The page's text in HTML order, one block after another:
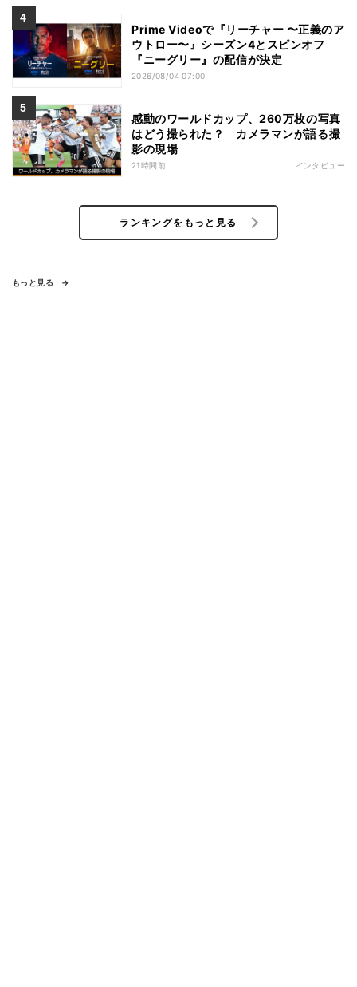
Prime Videoで『リーチャー 〜正義のア
ウトロー〜』シーズン4とスピンオフ
『ニーグリー』の配信が決定
2026/08/04 07:00
感動のワールドカップ、260万枚の写真
はどう撮られた？ カメラマンが語る撮
影の現場
21時間前 インタビュー
ランキングをもっと見る
もっと見る